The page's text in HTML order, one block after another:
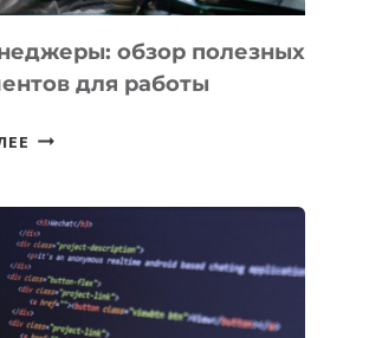
УЖЕ
СЕГОДНЯобзор полезных
для работы
ТАСК-
ПОЛЕЗНЫХ
ИНСТРУМЕНТОВ
ДЛЯ
РАБОТЫ